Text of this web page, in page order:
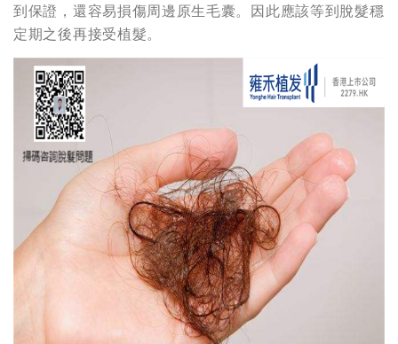
到保證，還容易損傷周邊原生毛囊。因此應該等到脫髮穩
定期之後再接受植髮。